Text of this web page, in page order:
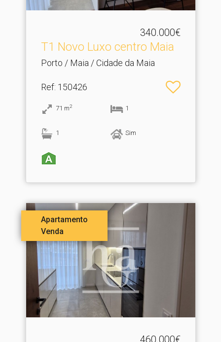
340.000€
T1 Novo Luxo centro Maia
Porto / Maia / Cidade da Maia
Ref: 150426
71 m2 1
1 Sim
Apartamento
Venda
460.000€